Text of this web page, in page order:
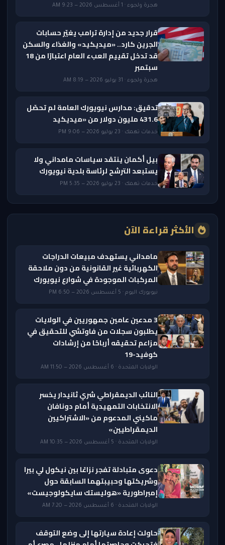
هجرة ولجوء · 1 أغسطس 2026 — 9:23 AM
قرار جديد من إدارة ترامب يغيّر حسابات
الجرين كارد.. «ميديكيد» والغذاء والسكن
قد تدخل تقييم العبء العام اعتبارًا من 18
سبتمبر
هجرة ولجوء · 31 يوليو 2026 — 8:19 AM
تدقيق: مدارس نيويورك العامة لم تحصّل
431.6 مليون دولار من «ميديكيد
خدمات تهمك · 23 يوليو 2026 — 9:06 PM
بيل أكمان ينتقد سياسات مامداني ولا
يستبعد الترشح لرئاسة بلدية نيويورك
خدمات تهمك · 23 يوليو 2026 — 5:35 PM
الأكثر قراءة الآن
مامداني يستهدف مبيعات الدراجات
الكهربائية غير القانونية من دون ملاحقة
المركبات الموجودة في شوارع نيويورك
نيويورك اليوم · 5 أغسطس 2026 — 6:50 PM
3 مدعين عامين جمهوريين في الولايات
يطلبون سجلات من فاوتشي للتحقيق في
مزاعم تحقيقه أرباحًا من إرشادات
كوفيد-19
الولايات المتحدة · 6 أغسطس 2026 — 11:50 AM
النائب الديمقراطي شري ثانيدار يخسر
الانتخابات التمهيدية أمام دونافان
ماكيني المدعوم من «الاشتراكيين
الديمقراطيين»
الولايات المتحدة · 5 أغسطس 2026 — 10:35 AM
دعوى متبادلة تفجر نزاعًا بين نيكول لي بيرا
وشريكتها وحبيبتهما السابقة حول
إمبراطورية «هوليستك سايكولوجيست»
الولايات المتحدة · 6 أغسطس 2026 — 7:20 AM
حاولت إعادة سيارتها إلى وضع التوقف